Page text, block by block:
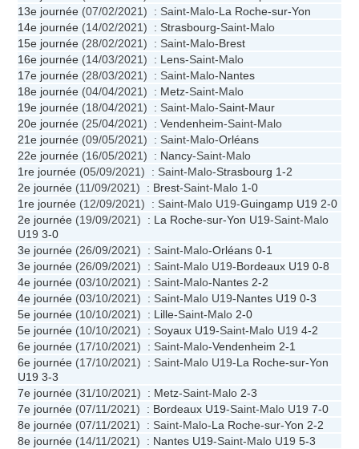
13e journée (07/02/2021) : Saint-Malo-La Roche-sur-Yon
14e journée (14/02/2021) : Strasbourg-Saint-Malo
15e journée (28/02/2021) : Saint-Malo-Brest
16e journée (14/03/2021) : Lens-Saint-Malo
17e journée (28/03/2021) : Saint-Malo-Nantes
18e journée (04/04/2021) : Metz-Saint-Malo
19e journée (18/04/2021) : Saint-Malo-Saint-Maur
20e journée (25/04/2021) : Vendenheim-Saint-Malo
21e journée (09/05/2021) : Saint-Malo-Orléans
22e journée (16/05/2021) : Nancy-Saint-Malo
1re journée (05/09/2021) : Saint-Malo-Strasbourg 1-2
2e journée (11/09/2021) : Brest-Saint-Malo 1-0
1re journée (12/09/2021) : Saint-Malo U19-Guingamp U19 2-0
2e journée (19/09/2021) : La Roche-sur-Yon U19-Saint-Malo
U19 3-0
3e journée (26/09/2021) : Saint-Malo-Orléans 0-1
3e journée (26/09/2021) : Saint-Malo U19-Bordeaux U19 0-8
4e journée (03/10/2021) : Saint-Malo-Nantes 2-2
4e journée (03/10/2021) : Saint-Malo U19-Nantes U19 0-3
5e journée (10/10/2021) : Lille-Saint-Malo 2-0
5e journée (10/10/2021) : Soyaux U19-Saint-Malo U19 4-2
6e journée (17/10/2021) : Saint-Malo-Vendenheim 2-1
6e journée (17/10/2021) : Saint-Malo U19-La Roche-sur-Yon
U19 3-3
7e journée (31/10/2021) : Metz-Saint-Malo 2-3
7e journée (07/11/2021) : Bordeaux U19-Saint-Malo U19 7-0
8e journée (07/11/2021) : Saint-Malo-La Roche-sur-Yon 2-2
8e journée (14/11/2021) : Nantes U19-Saint-Malo U19 5-3